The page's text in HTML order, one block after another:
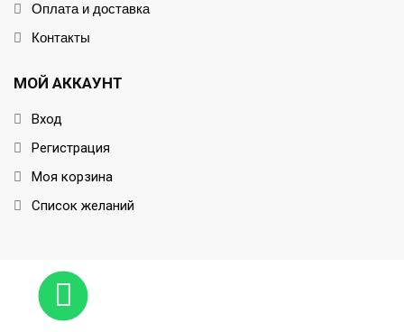
Оплата и доставка
Контакты
МОЙ АККАУНТ
Вход
Регистрация
Моя корзина
Список желаний